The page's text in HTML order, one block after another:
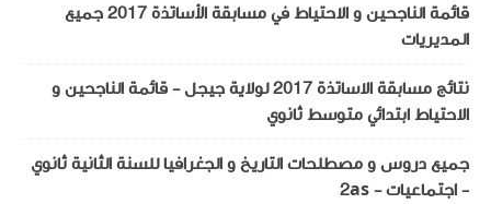
قائمة الناجحين و الاحتياط في مسابقة الأساتذة 2017 جميع
المديريات
نتائج مسابقة الاساتذة 2017 لولاية جيجل - قائمة الناجحين و
الاحتياط ابتدائي متوسط ثانوي
جميع دروس و مصطلحات التاريخ و الجغرافيا للسنة الثانية ثانوي
- اجتماعيات - 2as